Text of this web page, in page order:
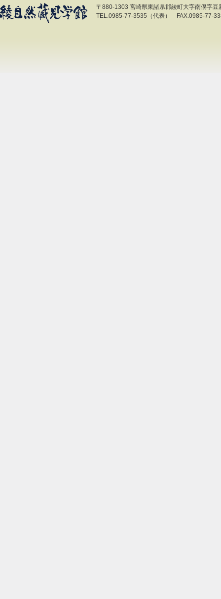
〒880-1303 宮崎県東諸県郡綾町大字南俣字豆
TEL.0985-77-3535（代表） FAX.0985-77-